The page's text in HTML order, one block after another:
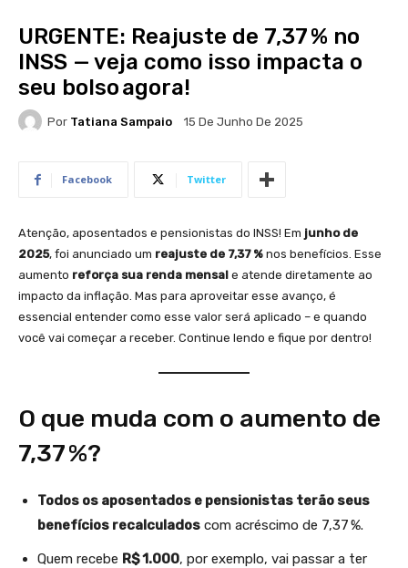
URGENTE: Reajuste de 7,37 % no
INSS — veja como isso impacta o
seu bolso agora!
Por Tatiana Sampaio 15 De Junho De 2025
Facebook Twitter
Atenção, aposentados e pensionistas do INSS! Em junho de
2025, foi anunciado um reajuste de 7,37 % nos benefícios. Esse
aumento reforça sua renda mensal e atende diretamente ao
impacto da inflação. Mas para aproveitar esse avanço, é
essencial entender como esse valor será aplicado – e quando
você vai começar a receber. Continue lendo e fique por dentro!
O que muda com o aumento de
7,37 %?
Todos os aposentados e pensionistas terão seus
benefícios recalculados com acréscimo de 7,37 %.
Quem recebe R$ 1.000, por exemplo, vai passar a ter